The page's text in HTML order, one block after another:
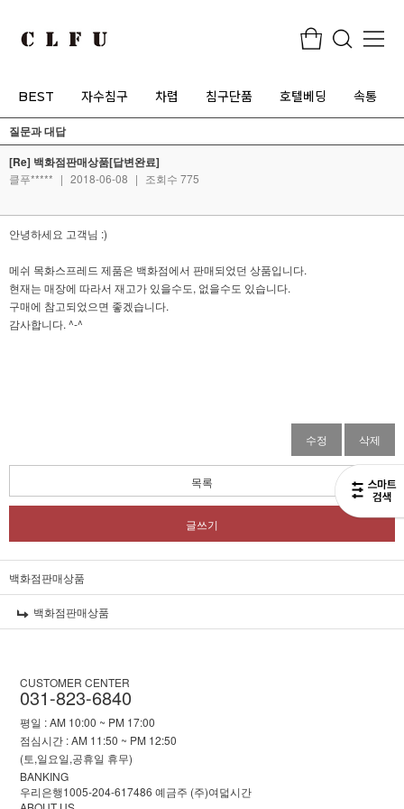
BEST 자수침구 차렵 침구단품 호텔베딩 속통
질문과 대답
[Re] 백화점판매상품[답변완료]
클푸***** | 2018-06-08 | 조회수 775
안녕하세요 고객님 :)
메쉬 목화스프레드 제품은 백화점에서 판매되었던 상품입니다.
현재는 매장에 따라서 재고가 있을수도, 없을수도 있습니다.
구매에 참고되었으면 좋겠습니다.
감사합니다. ^-^
수정 삭제
목록
글쓰기
백화점판매상품
백화점판매상품
CUSTOMER CENTER
031-823-6840
평일 : AM 10:00 ~ PM 17:00
점심시간 : AM 11:50 ~ PM 12:50
(토,일요일,공휴일 휴무)
BANKING
우리은행1005-204-617486 예금주 (주)여덟시간